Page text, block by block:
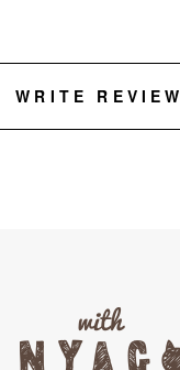
WRITE REVIEW